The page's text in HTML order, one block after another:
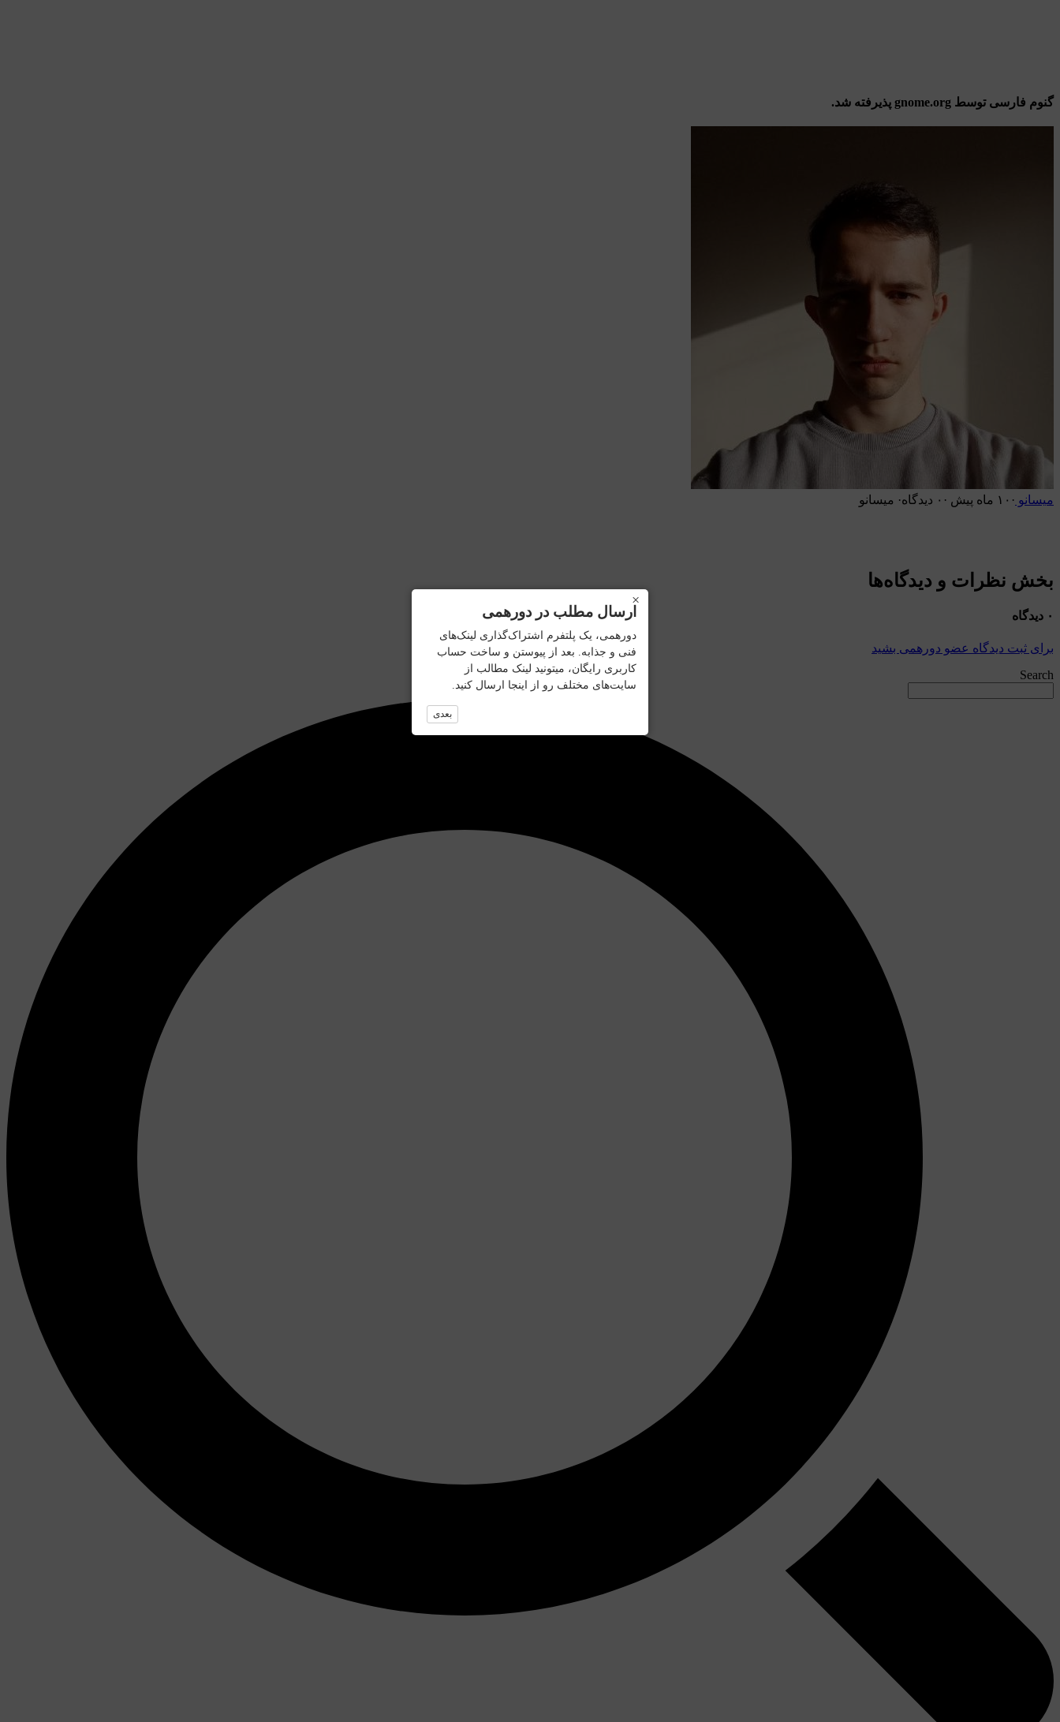
گنوم فارسی توسط gnome.org پذیرفته شد.
میسانو · ۱۰ ماه پیش · ۰ دیدگاه · میسانو
بخش نظرات و دیدگاه‌‌ها
۰ دیدگاه
برای ثبت دیدگاه عضو دورهمی بشید
Search
×
ارسال مطلب در دورهمی
دورهمی، یک پلتفرم اشتراک‌گذاری لینک‌های
فنی و جذابه. بعد از پیوستن و ساخت حساب
کاربری رایگان، میتونید لینک مطالب از
سایت‌های مختلف رو از اینجا ارسال کنید.
بعدی